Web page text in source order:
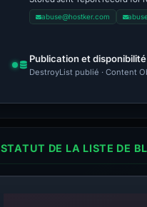
abuse@hostker.com
Publication et disponibilité
DestroyList publié · Content
STATUT DE LA LISTE DE